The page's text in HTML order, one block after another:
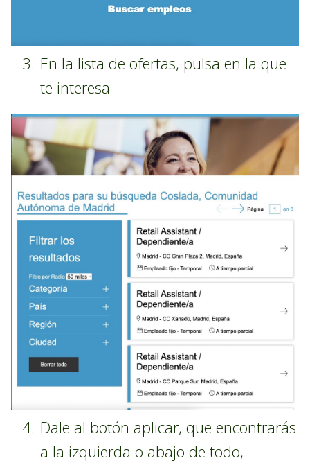
En la lista de ofertas, pulsa en la que
te interesa
Dale al botón aplicar, que encontrarás
a la izquierda o abajo de todo,